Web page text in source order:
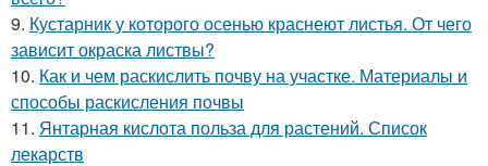
9. Кустарник у которого осенью краснеют листья. От чего
зависит окраска листвы?
10. Как и чем раскислить почву на участке. Материалы и
способы раскисления почвы
11. Янтарная кислота польза для растений. Список
лекарств